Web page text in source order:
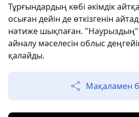
Тұрғындардың көбі әкімдік
осыған дейін де өткізгенін
нәтиже шықпаған. "Наурыздың"
айналу мәселесін облыс
қалайды.
Мақаламен